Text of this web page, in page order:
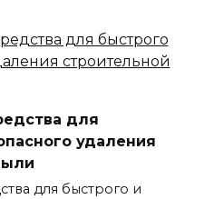
для
удаления
для быстрого и